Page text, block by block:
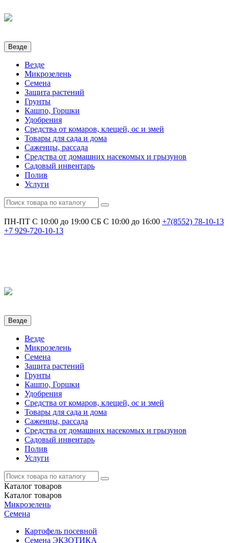
Везде
Везде
Микрозелень
Семена
Защита растений
Грунты
Кашпо, Горшки
Удобрения
Средства от комаров, клещей, ос и змей
Товары для сада и дома
Саженцы, рассада
Средства от домашних насекомых и грызунов
Садовый инвентарь
Полив
Услуги
ПН-ПТ С 10:00 до 19:00 СБ С 10:00 до 16:00 +7(8552) 78-10-13
+7 929-720-10-13
Везде
Везде
Микрозелень
Семена
Защита растений
Грунты
Кашпо, Горшки
Удобрения
Средства от комаров, клещей, ос и змей
Товары для сада и дома
Саженцы, рассада
Средства от домашних насекомых и грызунов
Садовый инвентарь
Полив
Услуги
Каталог товаров
Каталог товаров
Микрозелень
Семена
Картофель посевной
Семена ЭКЗОТИКА